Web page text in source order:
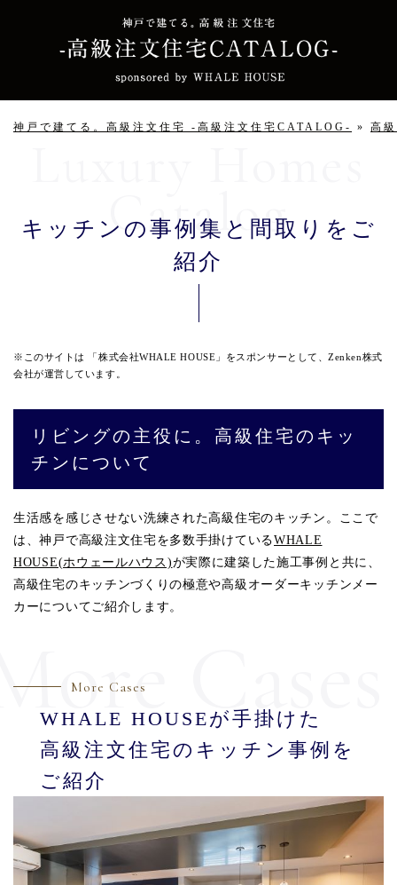
神戸で建てる。高級注文住宅 -高級注文住宅CATALOG- » 高
キッチンの事例集と間取りをご
紹介
※このサイトは 「株式会社WHALE HOUSE」をスポンサーとして、Zenken株式
会社が運営しています。
リビングの主役に。高級住宅のキッ
チンについて
生活感を感じさせない洗練された高級住宅のキッチン。ここで
は、神戸で高級注文住宅を多数手掛けているWHALE
HOUSE(ホウェールハウス)が実際に建築した施工事例と共に、
高級住宅のキッチンづくりの極意や高級オーダーキッチンメー
カーについてご紹介します。
More Cases
WHALE HOUSEが手掛けた
高級注文住宅のキッチン事例を
ご紹介
Cases